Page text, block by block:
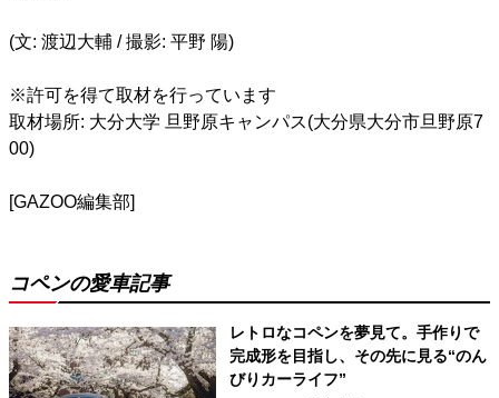
(文: 渡辺大輔 / 撮影: 平野 陽)
※許可を得て取材を行っています
取材場所: 大分大学 旦野原キャンパス(大分県大分市旦野原7
00)
[GAZOO編集部]
コペンの愛車記事
レトロなコペンを夢見て。手作りで
完成形を目指し、その先に見る“のん
びりカーライフ”